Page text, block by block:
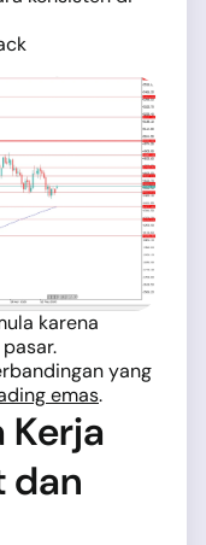
karena
yang
emas.
Kerja
dan